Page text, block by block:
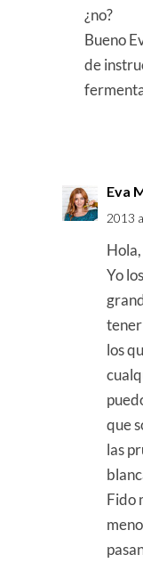
¿no?
Bueno
de
Eva
2013
Yo
tener
los
que
las
Fido